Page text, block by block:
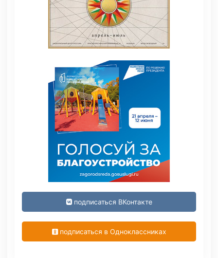
подписаться ВКонтакте
подписаться в Одноклассниках